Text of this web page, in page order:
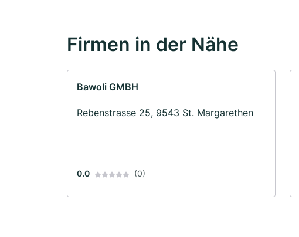
Firmen in der Nähe
Bawoli GMBH
Rebenstrasse 25, 9543 St. Margarethen
0.0 (0)